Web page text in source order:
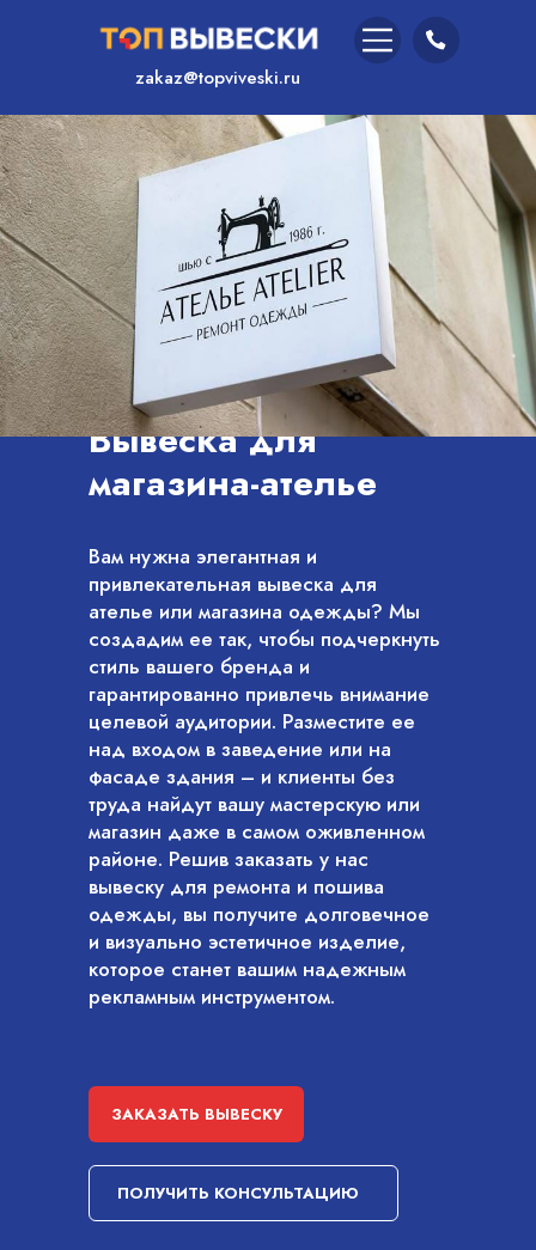
zakaz@topviveski.ru
Главная
Вывеска для
магазина-ателье
Вам нужна элегантная и
привлекательная вывеска для
ателье или магазина одежды? Мы
создадим ее так, чтобы подчеркнуть
стиль вашего бренда и
гарантированно привлечь внимание
целевой аудитории. Разместите ее
над входом в заведение или на
фасаде здания – и клиенты без
труда найдут вашу мастерскую или
магазин даже в самом оживленном
районе. Решив заказать у нас
вывеску для ремонта и пошива
одежды, вы получите долговечное
и визуально эстетичное изделие,
которое станет вашим надежным
рекламным инструментом.
ЗАКАЗАТЬ ВЫВЕСКУ
ПОЛУЧИТЬ КОНСУЛЬТАЦИЮ